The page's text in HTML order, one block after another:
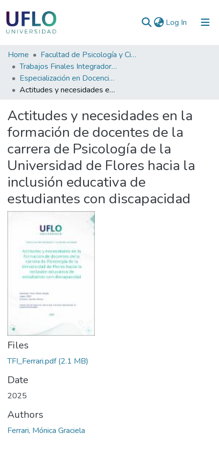
Log In (current)
Communities
&
Collections
Statistics
Home
Facultad de Psicología y Ciencias Sociales
Trabajos Finales Integradores (TFI) de Especialización
Especialización en Docencia en Instituciones Universitarias
Actitudes y necesidades en la formación de docentes de la carrera de Psicología de la Universidad de Flores hacia la inclusión educativa de estudiantes con discapacidad
Actitudes y necesidades en la
formación de docentes de la
carrera de Psicología de la
Universidad de Flores hacia la
inclusión educativa de
estudiantes con discapacidad
Files
TFI_Ferrari.pdf(2.1 MB)
Date
2025
Authors
Ferrari, Mónica Graciela